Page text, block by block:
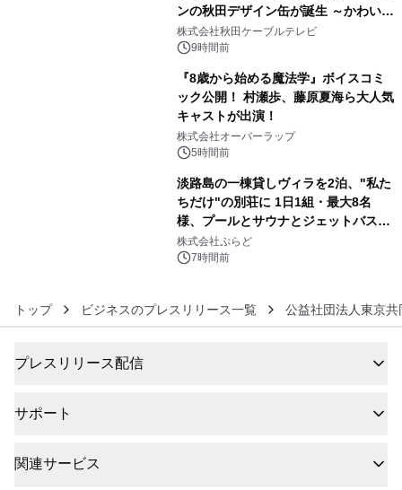
ンの秋田デザイン缶が誕生 ～かわいい
秋田犬の子犬と秋田の四季と名所を巡
るパッケージ～ 9月1日(火)秋田県内で
株式会社秋田ケーブルテレビ
9時間前
『8歳から始める魔法学』ボイスコミ
ック公開！ 村瀬歩、藤原夏海ら大人気
キャストが出演！
株式会社オーバーラップ
5時間前
淡路島の一棟貸しヴィラを2泊、"私た
ちだけ"の別荘に 1日1組・最大8名
様、プールとサウナとジェットバス付
きで Villa Mon Temps AWAJIの連泊
素泊りプラン
株式会社ぷらど
7時間前
トップ ビジネスのプレスリリース一覧 公益社団法人東京
プレスリリース配信
サポート
関連サービス